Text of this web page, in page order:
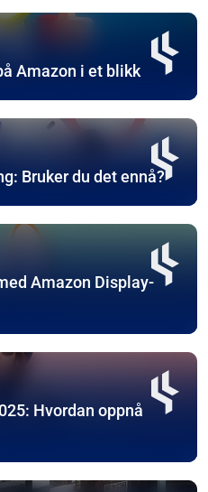
Amazon i et blikk
Bruker du det ennå?
Amazon Display-
Hvordan oppnå